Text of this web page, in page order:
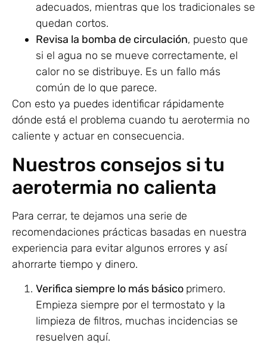
adecuados, mientras que los tradicionales se
quedan cortos.
Revisa la bomba de circulación, puesto que
si el agua no se mueve correctamente, el
calor no se distribuye. Es un fallo más
común de lo que parece.
Con esto ya puedes identificar rápidamente
dónde está el problema cuando tu aerotermia no
caliente y actuar en consecuencia.
Nuestros consejos si tu
aerotermia no calienta
Para cerrar, te dejamos una serie de
recomendaciones prácticas basadas en nuestra
experiencia para evitar algunos errores y así
ahorrarte tiempo y dinero.
Verifica siempre lo más básico primero.
Empieza siempre por el termostato y la
limpieza de filtros, muchas incidencias se
resuelven aquí.